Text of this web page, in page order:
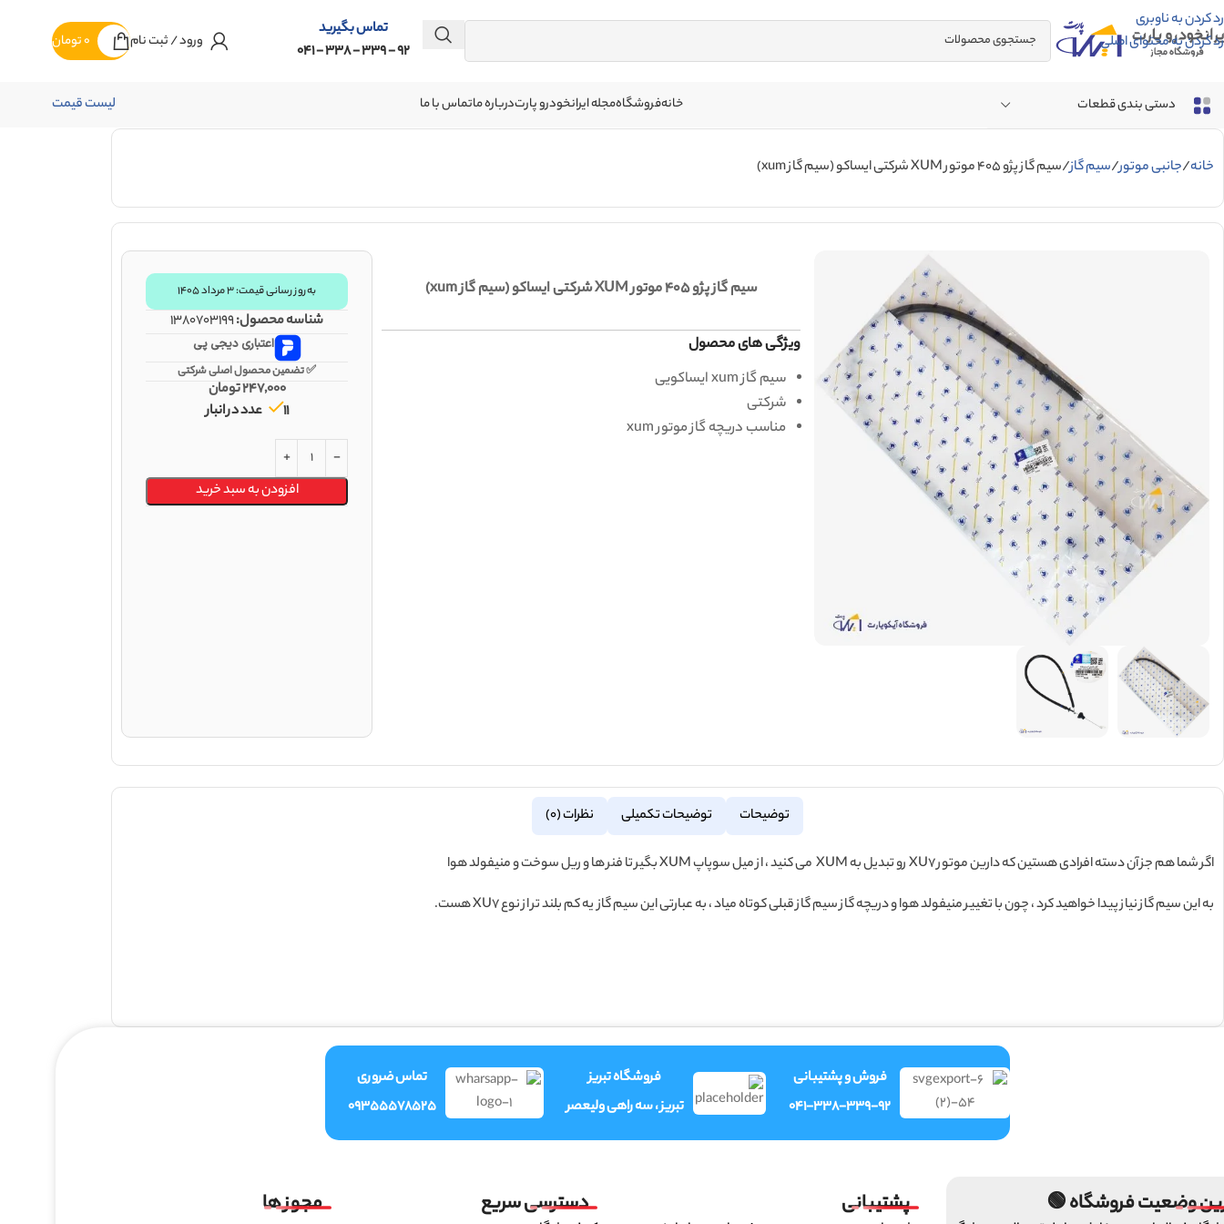
رد کردن به ناوبری
رد کردن به محتوای اصلی
تماس بگیرید
92 - 339 - 338 - 041
ورود / ثبت نام 0تومان
دستی بندی قطعات خانهفروشگاهمجله ایرانخودرو پارتدرباره ماتماس با ما لیست قیمت
خانه جانبی موتور سیم گاز سیم گاز پژو 405 موتور XUM شرکتی ایساکو (سیم گاز xum)
سیم گاز پژو 405 موتور XUM شرکتی ایساکو (سیم گاز xum)
ویژگی های محصول
سیم گاز xum ایساکویی
شرکتی
مناسب دریچه گاز موتور xum
به‌روز رسانی قیمت: ۳ مرداد ۱۴۰۵
شناسه محصول:1380703199
اعتباری دیجی پی
✅ تضمین محصول اصلی شرکتی
247,000تومان
11 عدد در انبار
افزودن به سبد خرید
توضیحات توضیحات تکمیلی نظرات (0)
اگر شما هم جز آن دسته افرادی هستین که دارین موتور XU7 رو تبدیل به XUM می کنید ، از میل سوپاپ XUM بگیر تا فنر ها و ریل سوخت و منیفولد هوا
به این سیم گاز نیاز پیدا خواهید کرد ، چون با تغییر منیفولد هوا و دریچه گاز سیم گاز قبلی کوتاه میاد ، به عبارتی این سیم گاز یه کم بلند تر از نوع XU7 هست.
فروش و پشتیبانی
041-338-339-92
فروشگاه تبریز
تبریز ، سه راهی ولیعصر
تماس ضروری
09355578525
وضعیت فروشگاه 🟢 پشتیبانی دسترسی سریع مجوز ها